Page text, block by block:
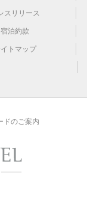
スリリース
宿泊約款
トマップ
ドのご案内